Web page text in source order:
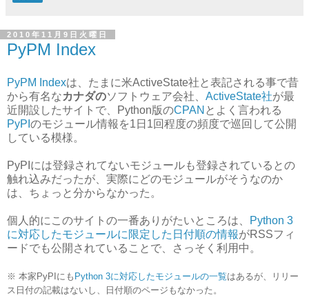
2010年11月9日火曜日
PyPM Index
PyPM Indexは、たまに米ActiveState社と表記される事で昔
から有名なカナダのソフトウェア会社、 ActiveState社が最
近開設したサイトで、Python版のCPAN とよく言われる
PyPI のモジュール情報を1日1回程度の頻度で巡回して公開
している模様。
PyPIには登録されてないモジュールも登録されているとの
触れ込みだったが、実際にどのモジュールがそうなのか
は、ちょっと分からなかった。
個人的にこのサイトの一番ありがたいところは、
Python 3
に対応したモジュールに限定した日付順の情報がRSSフィ
ードでも公開されていることで、さっそく利用中。
※ 本家PyPIにも Python 3に対応したモジュールの一覧はあるが、リリー
ス日付の記載はないし、日付順のページもなかった。